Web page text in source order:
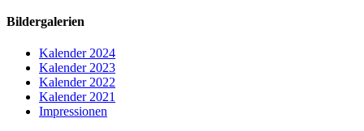
Bildergalerien
Kalender 2024
Kalender 2023
Kalender 2022
Kalender 2021
Impressionen